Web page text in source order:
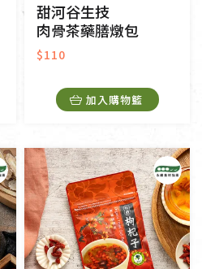
甜河谷生技
肉骨茶藥膳燉包
$110
加入購物籃